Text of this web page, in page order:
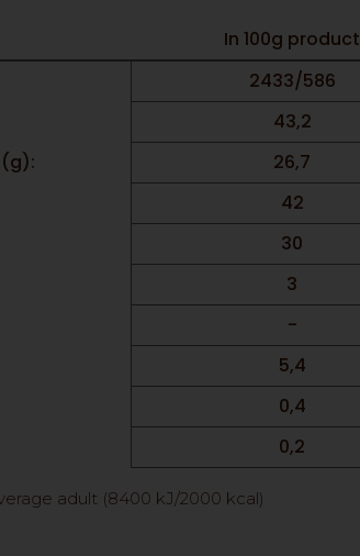
In 100g product
2433/586
43,2
26,7
42
30
3
-
5,4
0,4
0,2
adult (8400 kJ/2000 kcal)